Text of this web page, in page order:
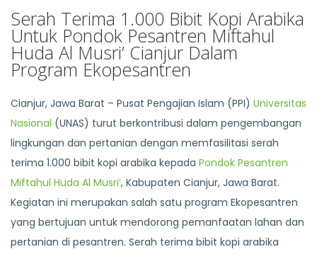
Serah Terima 1.000 Bibit Kopi Arabika
Untuk Pondok Pesantren Miftahul
Huda Al Musri’ Cianjur Dalam
Program Ekopesantren
Cianjur, Jawa Barat – Pusat Pengajian Islam (PPI) Universitas
Nasional (UNAS) turut berkontribusi dalam pengembangan
lingkungan dan pertanian dengan memfasilitasi serah
terima 1.000 bibit kopi arabika kepada Pondok Pesantren
Miftahul Huda Al Musri’, Kabupaten Cianjur, Jawa Barat.
Kegiatan ini merupakan salah satu program Ekopesantren
yang bertujuan untuk mendorong pemanfaatan lahan dan
pertanian di pesantren. Serah terima bibit kopi arabika